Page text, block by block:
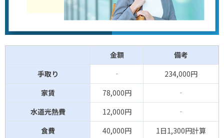
金額
備考
手取り
‐
234,000円
家賃
78,000円
‐
水道光熱費
12,000円
‐
食費
40,000円
1日1,300円計算